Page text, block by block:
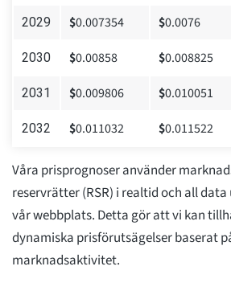
2029 $0.007354 $0.0076
2030 $0.00858 $0.008825
2031 $0.009806 $0.010051
2032 $0.011032 $0.011522
Våra prisprognoser använder
reservrätter (RSR) i realtid och all
vår webbplats. Detta gör att vi kan
dynamiska prisförutsägelser baserat
marknadsaktivitet.